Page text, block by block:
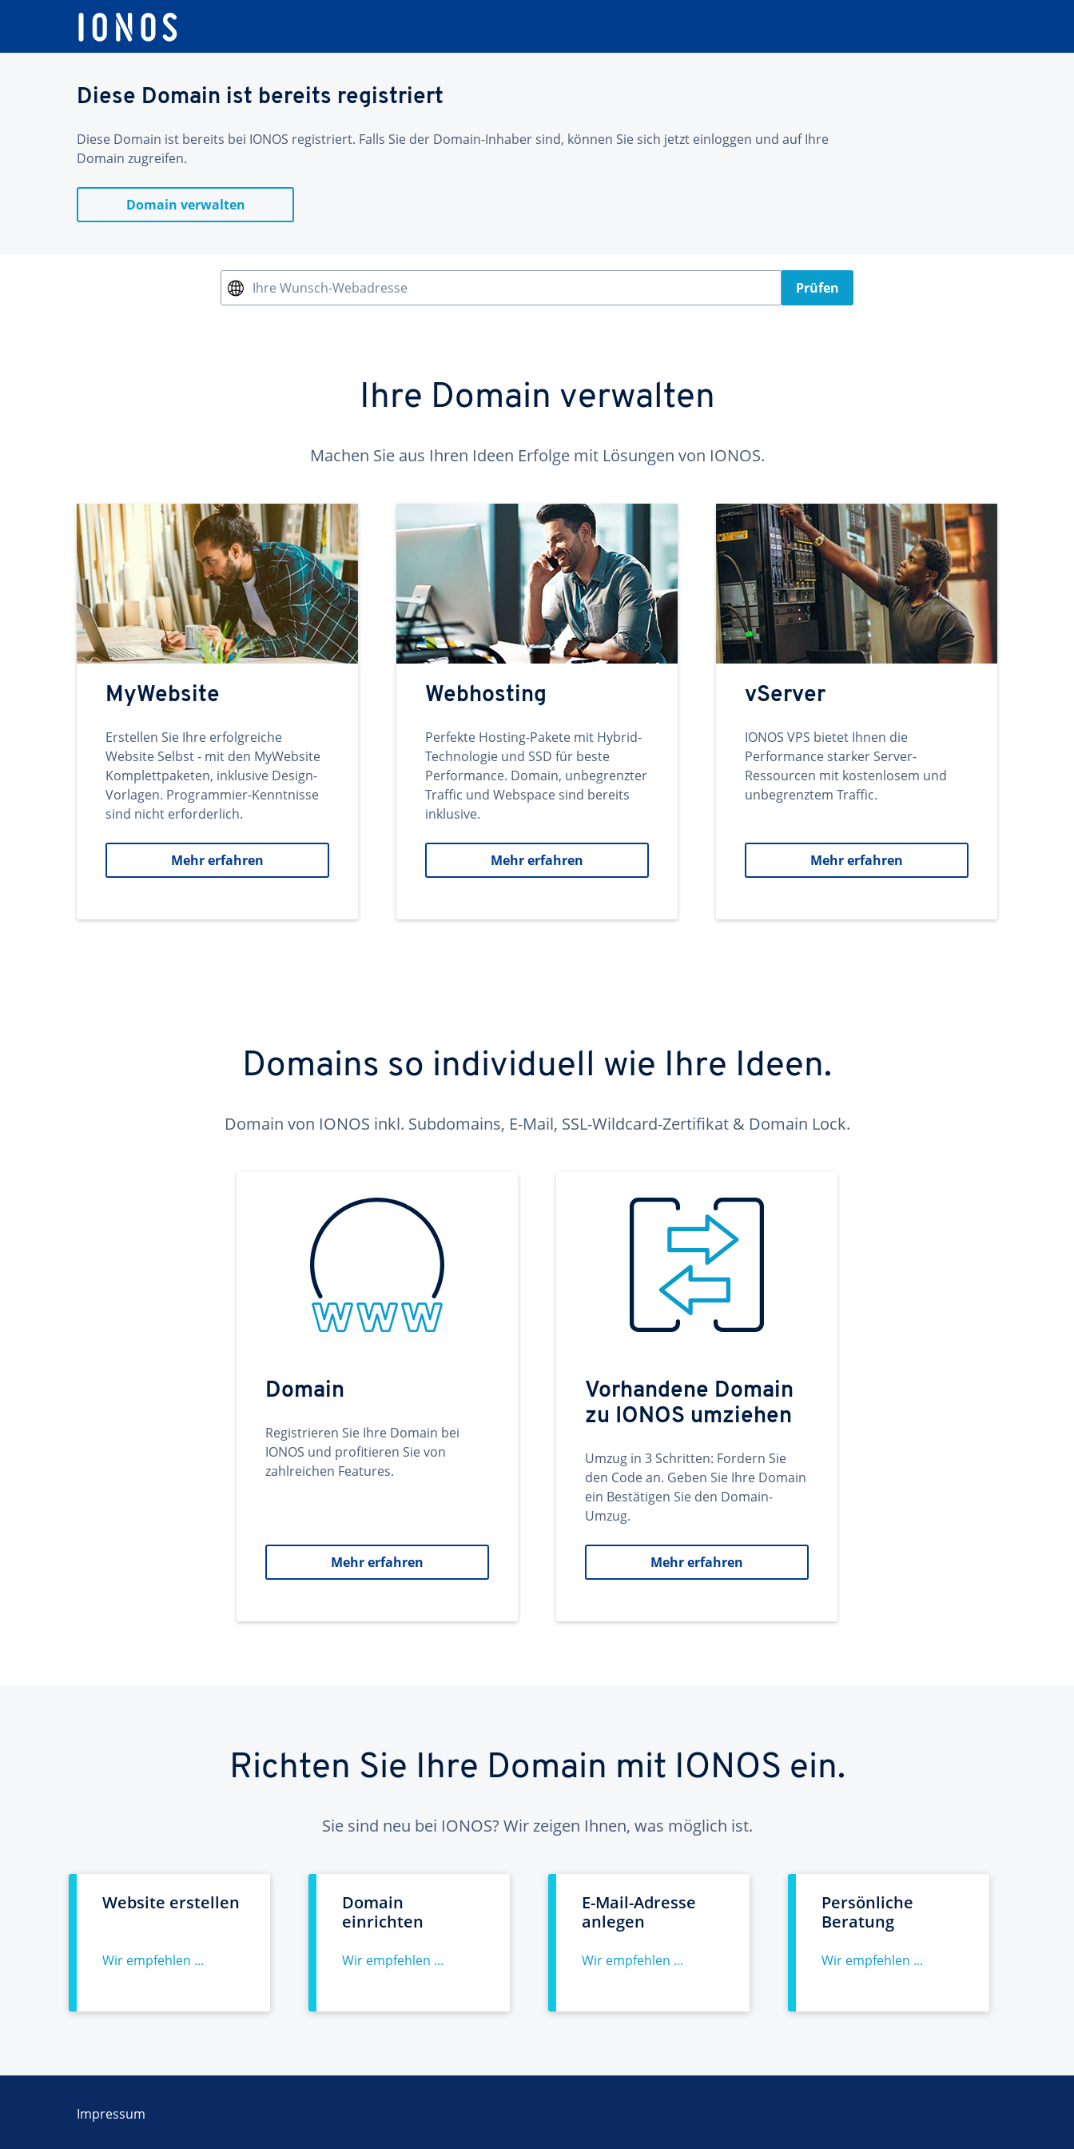
Diese Domain ist bereits registriert
Diese Domain ist bereits bei IONOS registriert. Falls Sie der Domain-Inhaber sind, können Sie sich jetzt einloggen und auf Ihre
Domain zugreifen.
Domain verwalten
Ihre Wunsch-Webadresse Prüfen
Ihre Domain verwalten
Machen Sie aus Ihren Ideen Erfolge mit Lösungen von IONOS.
MyWebsite
Erstellen Sie Ihre erfolgreiche
Website Selbst - mit den MyWebsite
Komplettpaketen, inklusive Design-
Vorlagen. Programmier-Kenntnisse
sind nicht erforderlich.
Mehr erfahren
Webhosting
Perfekte Hosting-Pakete mit Hybrid-
Technologie und SSD für beste
Performance. Domain, unbegrenzter
Traffic und Webspace sind bereits
inklusive.
Mehr erfahren
vServer
IONOS VPS bietet Ihnen die
Performance starker Server-
Ressourcen mit kostenlosem und
unbegrenztem Traffic.
Mehr erfahren
Domains so individuell wie Ihre Ideen.
Domain von IONOS inkl. Subdomains, E-Mail, SSL-Wildcard-Zertifikat & Domain Lock.
Domain
Registrieren Sie Ihre Domain bei
IONOS und profitieren Sie von
zahlreichen Features.
Mehr erfahren
Vorhandene Domain
zu IONOS umziehen
Umzug in 3 Schritten: Fordern Sie
den Code an. Geben Sie Ihre Domain
ein Bestätigen Sie den Domain-
Umzug.
Mehr erfahren
Richten Sie Ihre Domain mit IONOS ein.
Sie sind neu bei IONOS? Wir zeigen Ihnen, was möglich ist.
Website erstellen
Wir empfehlen ...
Domain
einrichten
Wir empfehlen ...
E-Mail-Adresse
anlegen
Wir empfehlen ...
Persönliche
Beratung
Wir empfehlen ...
Impressum